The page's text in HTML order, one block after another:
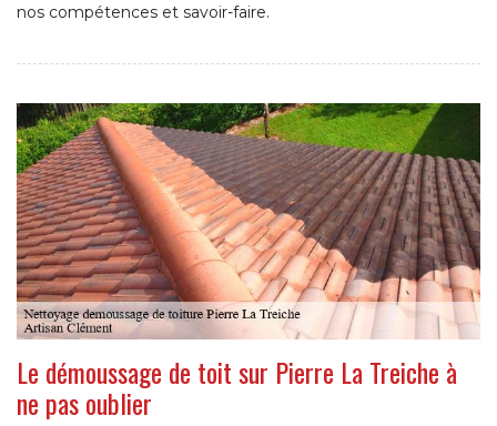
nos compétences et savoir-faire.
Le démoussage de toit sur Pierre La Treiche à
ne pas oublier